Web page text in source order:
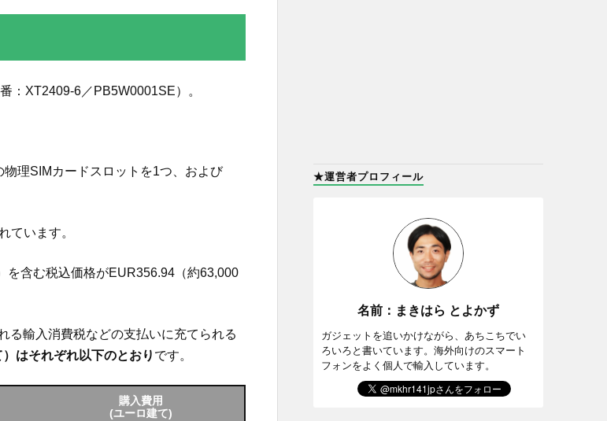
：XT2409-6／PB5W0001SE）。
理SIMカードスロットを1つ、および
ています。
を含む税込価格がEUR356.94（約63,000
る輸入消費税などの支払いに充てられる
はそれぞれ以下のとおり です。
購入費用
(ユーロ建て)
★運営者プロフィール
名前：まきはら とよかず
ガジェットを追いかけながら、あちこちでい
ろいろと書いています。海外向けのスマート
フォンをよく個人で輸入しています。